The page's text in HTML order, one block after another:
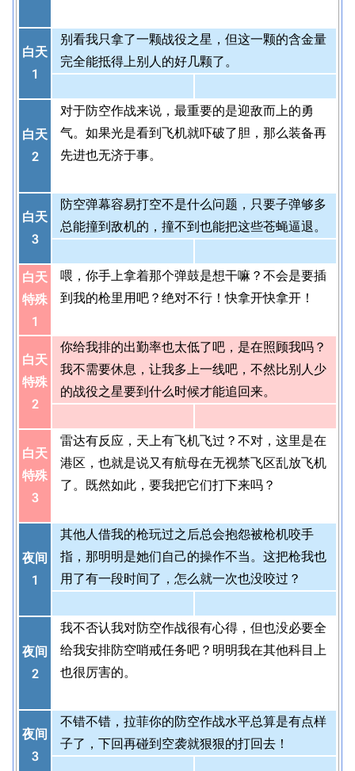
白天
1
别看我只拿了一颗战役之星，但这一颗的含金量
完全能抵得上别人的好几颗了。
白天
2
对于防空作战来说，最重要的是迎敌而上的勇
气。如果光是看到飞机就吓破了胆，那么装备再
先进也无济于事。
白天
3
防空弹幕容易打空不是什么问题，只要子弹够多
总能撞到敌机的，撞不到也能把这些苍蝇逼退。
白天
特殊
1
喂，你手上拿着那个弹鼓是想干嘛？不会是要插
到我的枪里用吧？绝对不行！快拿开快拿开！
白天
特殊
2
你给我排的出勤率也太低了吧，是在照顾我吗？
我不需要休息，让我多上一线吧，不然比别人少
的战役之星要到什么时候才能追回来。
白天
特殊
3
雷达有反应，天上有飞机飞过？不对，这里是在
港区，也就是说又有航母在无视禁飞区乱放飞机
了。既然如此，要我把它们打下来吗？
夜间
1
其他人借我的枪玩过之后总会抱怨被枪机咬手
指，那明明是她们自己的操作不当。这把枪我也
用了有一段时间了，怎么就一次也没咬过？
夜间
2
我不否认我对防空作战很有心得，但也没必要全
给我安排防空哨戒任务吧？明明我在其他科目上
也很厉害的。
夜间
3
不错不错，拉菲你的防空作战水平总算是有点样
子了，下回再碰到空袭就狠狠的打回去！